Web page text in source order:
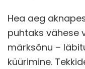
Hea aeg
puhtaks vähese
märksõnu –
küürimine.